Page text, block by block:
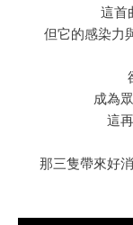
這首
但它的感染力
成為
這
那三隻帶來好